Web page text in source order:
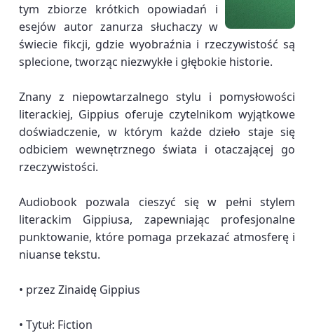
tym zbiorze krótkich opowiadań i
esejów autor zanurza słuchaczy w
świecie fikcji, gdzie wyobraźnia i rzeczywistość są
splecione, tworząc niezwykłe i głębokie historie.
Znany z niepowtarzalnego stylu i pomysłowości
literackiej, Gippius oferuje czytelnikom wyjątkowe
doświadczenie, w którym każde dzieło staje się
odbiciem wewnętrznego świata i otaczającej go
rzeczywistości.
Audiobook pozwala cieszyć się w pełni stylem
literackim Gippiusa, zapewniając profesjonalne
punktowanie, które pomaga przekazać atmosferę i
niuanse tekstu.
• przez Zinaidę Gippius
• Tytuł: Fiction